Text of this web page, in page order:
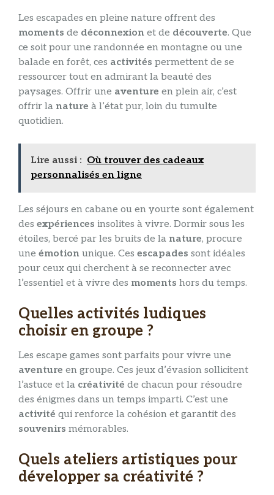
Les escapades en pleine nature offrent des
moments de déconnexion et de découverte. Que
ce soit pour une randonnée en montagne ou une
balade en forêt, ces activités permettent de se
ressourcer tout en admirant la beauté des
paysages. Offrir une aventure en plein air, c’est
offrir la nature à l’état pur, loin du tumulte
quotidien.
Lire aussi : Où trouver des cadeaux
personnalisés en ligne
Les séjours en cabane ou en yourte sont également
des expériences insolites à vivre. Dormir sous les
étoiles, bercé par les bruits de la nature, procure
une émotion unique. Ces escapades sont idéales
pour ceux qui cherchent à se reconnecter avec
l’essentiel et à vivre des moments hors du temps.
Quelles activités ludiques
choisir en groupe ?
Les escape games sont parfaits pour vivre une
aventure en groupe. Ces jeux d’évasion sollicitent
l’astuce et la créativité de chacun pour résoudre
des énigmes dans un temps imparti. C’est une
activité qui renforce la cohésion et garantit des
souvenirs mémorables.
Quels ateliers artistiques pour
développer sa créativité ?